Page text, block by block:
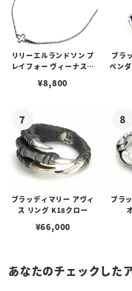
リリーエルランドソン プ
レイフォー ヴィーナスチ
¥8,800
ブラ
ペン
ブラッディマリー アヴィ
ス リング K18クロー
¥66,000
ブラ
あなたのチェックした